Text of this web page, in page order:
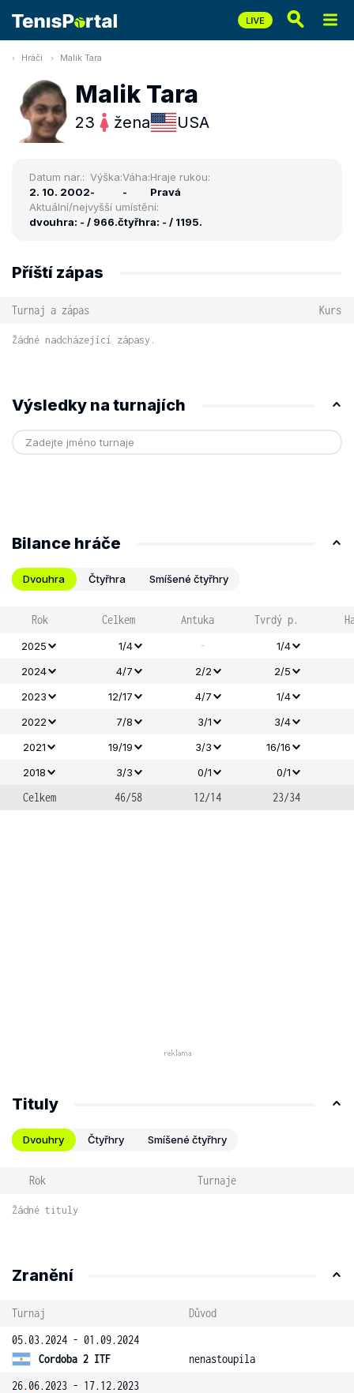
Hráči Malik Tara
Malik Tara
23 žena USA
Datum nar.:
2. 10. 2002
Výška:
-
Váha:
-
Hraje rukou:
Pravá
Aktuální/nejvyšší umístění:
dvouhra: - / 966.čtyřhra: - / 1195.
Příští zápas
Turnaj a zápas Kurs
Žádné nadcházející zápasy.
Výsledky na turnajích
Bilance hráče
Dvouhra Čtyřhra Smíšené čtyřhry
Rok Celkem Antuka Tvrdý p.
2025 1/4 -
1/4
2024
4/7 2/2
2/5
2023
12/17 4/7
1/4
2022
7/8 3/1
3/4
2021
19/19 3/3
16/16
2018
3/3 0/1 0/1
Celkem 46/58 12/14 23/34
Tituly
Dvouhry Čtyřhry Smíšené čtyřhry
Rok Turnaje
Žádné tituly
Zranění
Turnaj
Důvod
05.03.2024 - 01.09.2024
Cordoba 2 ITF
nenastoupila
26.06.2023 - 17.12.2023